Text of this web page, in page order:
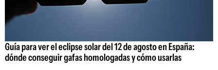
Guía para ver el eclipse solar del 12 de agosto en España:
dónde conseguir gafas homologadas y cómo usarlas